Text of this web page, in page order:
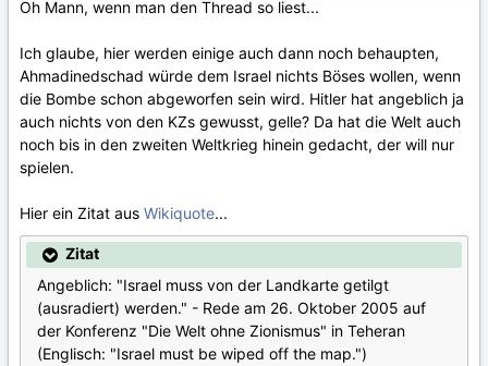
Oh Mann, wenn man den Thread so liest...
Ich glaube, hier werden einige auch dann noch behaupten,
Ahmadinedschad würde dem Israel nichts Böses wollen, wenn
die Bombe schon abgeworfen sein wird. Hitler hat angeblich ja
auch nichts von den KZs gewusst, gelle? Da hat die Welt auch
noch bis in den zweiten Weltkrieg hinein gedacht, der will nur
spielen.
Hier ein Zitat aus Wikiquote...
Zitat
Angeblich: "Israel muss von der Landkarte getilgt
(ausradiert) werden." - Rede am 26. Oktober 2005 auf
der Konferenz "Die Welt ohne Zionismus" in Teheran
(Englisch: "Israel must be wiped off the map.")